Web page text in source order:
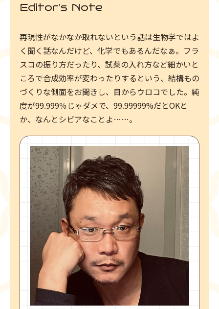
Editor's Note
再現性がなかなか取れないという話は生物学ではよ
く聞く話なんだけど、化学でもあるんだなぁ。フラ
スコの振り方だったり、試薬の入れ方など細かいと
ころで合成効率が変わったりするという、結構もの
づくりな側面をお聞きし、目からウロコでした。純
度が99.999％じゃダメで、99.99999%だとOKと
か、なんとシビアなことよ……。